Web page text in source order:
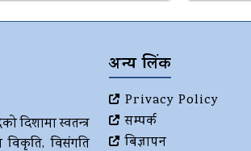
दिशामा स्वतन्त्र
विकृति, विसंगति
अन्य लिंक
Privacy Policy
सम्पर्क
बिज्ञापन